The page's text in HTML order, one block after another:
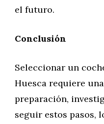
el futuro.
Conclusión
Seleccionar un
Huesca requiere
preparación,
seguir estos pasos,